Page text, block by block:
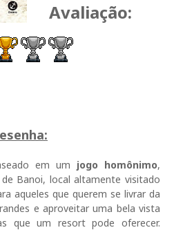
Avaliação:
em um jogo homônimo,
Banoi, local altamente visitado
aqueles que querem se livrar da
e aproveitar uma bela vista
que um resort pode oferecer.